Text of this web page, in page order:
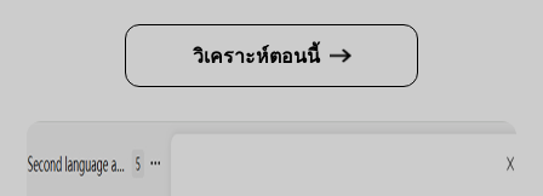
วิเคราะห์ตอนนี้